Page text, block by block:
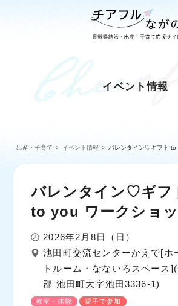
イベント情報
出産・子育て イベント情報 バレンタイン♡ギフト to
バレンタイン♡ギフ
to you ワークショ
2026年2月8日（日）
池田町交流センターかえで[ホ
トルーム・なないろスペース
郡 池田町大字池田3336-1)
教室・体験 親子で参加